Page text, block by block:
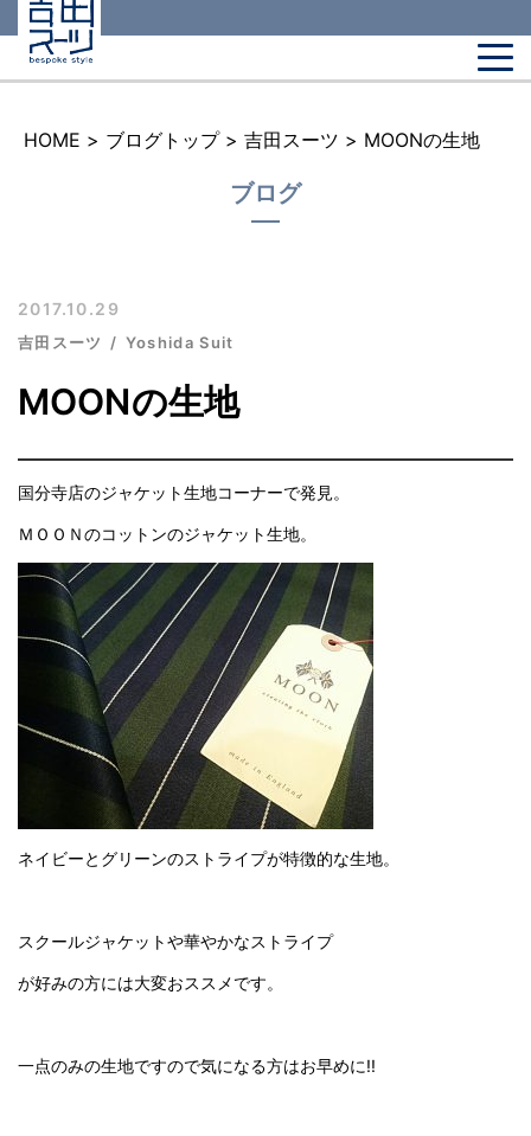
HOME > ブログトップ > 吉田スーツ > MOONの生地
ブログ
2017.10.29
吉田スーツ Yoshida Suit
MOONの生地
国分寺店のジャケット生地コーナーで発見。
ＭＯＯＮのコットンのジャケット生地。
ネイビーとグリーンのストライプが特徴的な生地。
スクールジャケットや華やかなストライプ
が好みの方には大変おススメです。
一点のみの生地ですので気になる方はお早めに!!